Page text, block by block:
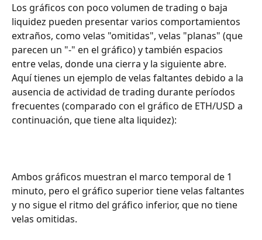
Los gráficos con poco volumen de trading o baja
liquidez pueden presentar varios comportamientos
extraños, como velas "omitidas", velas "planas" (que
parecen un "-" en el gráfico) y también espacios
entre velas, donde una cierra y la siguiente abre.
Aquí tienes un ejemplo de velas faltantes debido a la
ausencia de actividad de trading durante períodos
frecuentes (comparado con el gráfico de ETH/USD a
continuación, que tiene alta liquidez):
Ambos gráficos muestran el marco temporal de 1
minuto, pero el gráfico superior tiene velas faltantes
y no sigue el ritmo del gráfico inferior, que no tiene
velas omitidas.